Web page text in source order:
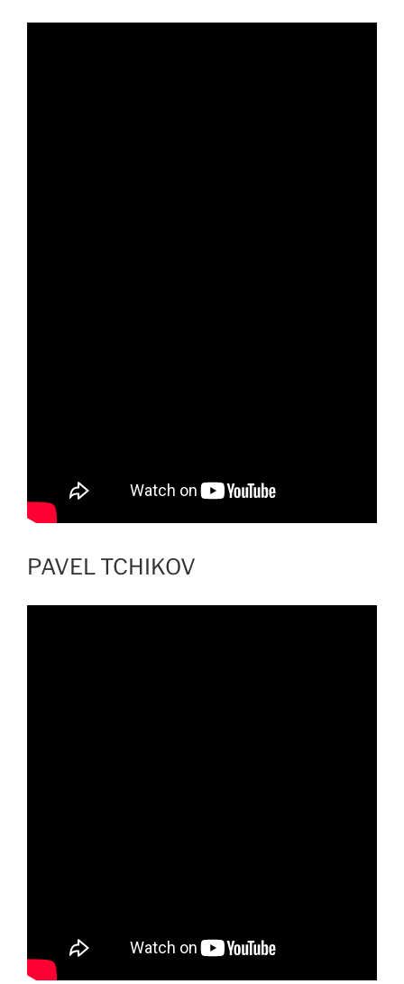
PAVEL TCHIKOV